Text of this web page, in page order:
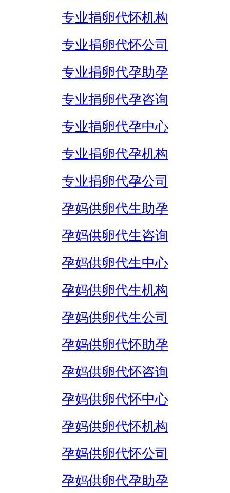
专业捐卵代怀机构
专业捐卵代怀公司
专业捐卵代孕助孕
专业捐卵代孕咨询
专业捐卵代孕中心
专业捐卵代孕机构
专业捐卵代孕公司
孕妈供卵代生助孕
孕妈供卵代生咨询
孕妈供卵代生中心
孕妈供卵代生机构
孕妈供卵代生公司
孕妈供卵代怀助孕
孕妈供卵代怀咨询
孕妈供卵代怀中心
孕妈供卵代怀机构
孕妈供卵代怀公司
孕妈供卵代孕助孕